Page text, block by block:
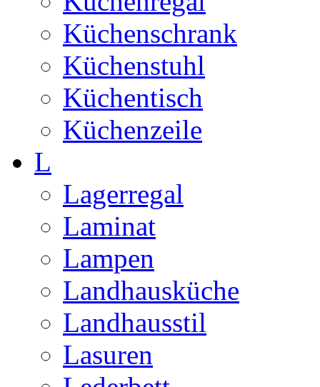
Küchenschrank
Küchenstuhl
Küchentisch
Küchenzeile
L
Lagerregal
Laminat
Lampen
Landhausküche
Landhausstil
Lasuren